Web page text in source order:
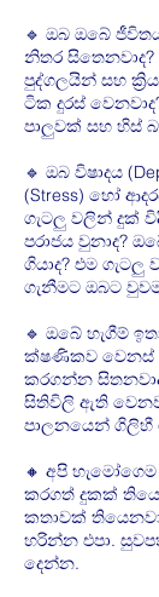
🔹 ඔබ ඔබේ
නිතර
පුද්ගලයින් සහ
ටික දුරස්
පාලුවක් සහ හිස්
🔹 ඔබ විෂාදය
(Stress) හෝ
ගැටලු වලින් දුක්
පරාජය වුනාද?
ගියාද? එම
ගැනීමට ඔබට
🔹 ඔබේ හැගීම්
ක්ෂණිකව වෙනස්
කරගන්න
සිතිවිලි ඇති
පාලනයෙන් ගිලිහී
🔸 අපි
කරගත් දුකක්
කතාවක්
හරින්න එපා.
දෙන්න.